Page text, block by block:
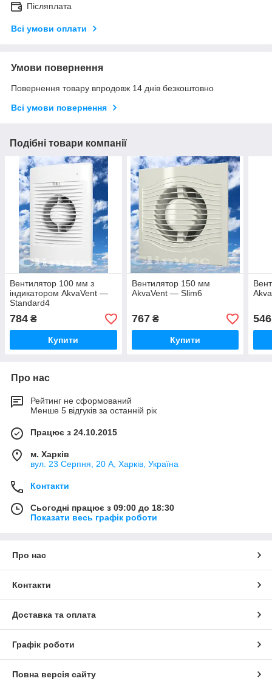
Післяплата
Всі умови оплати
Умови повернення
Повернення товару впродовж 14 днів безкоштовно
Всі умови повернення
Подібні товари компанії
Вентилятор 100 мм з
індикатором AkvaVent —
Standard4
784 ₴
Купити
Вентилятор 150 мм
AkvaVent — Slim6
767₴
Купити
546
Про нас
Рейтинг не сформований
Менше 5 відгуків за останній рік
Працює з 24.10.2015
м. Харків
вул. 23 Серпня, 20 А, Харків, Україна
Контакти
Сьогодні працює з 09:00 до 18:30
Показати весь графік роботи
Про нас
Контакти
Доставка та оплата
Графік роботи
Повна версія сайту